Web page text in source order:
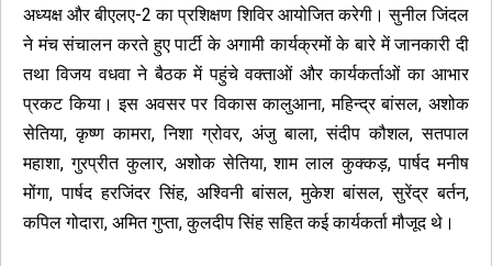
अध्यक्ष और बीएलए-2 का प्रशिक्षण शिविर आयोजित करेगी। सुनील जिंदल
ने मंच संचालन करते हुए पार्टी के अगामी कार्यक्रमों के बारे में जानकारी दी
तथा विजय वधवा ने बैठक में पहुंचे वक्ताओं और कार्यकर्ताओं का आभार
प्रकट किया। इस अवसर पर विकास कालुआना, महिन्द्र बांसल, अशोक
सेतिया, कृष्ण कामरा, निशा ग्रोवर, अंजु बाला, संदीप कौशल, सतपाल‌
महाशा, गुरप्रीत कुलार, अशोक सेतिया, शाम लाल कुक्कड़, पार्षद मनीष
मोंगा, पार्षद हरजिंदर सिंह, अश्विनी बांसल, मुकेश बांसल, सुरेंद्र बर्तन,
कपिल गोदारा, अमित गुप्ता, कुलदीप सिंह सहित कई कार्यकर्ता मौजूद थे।